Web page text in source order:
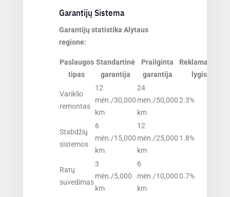
Garantijų Sistema
Garantijų statistika Alytaus
regione:
Paslaugos
tipas
Standartinė
garantija
Prailginta
garantija
Reklamacijų
lygis
Variklio
remontas
12
mėn./30,000
km
24
mėn./50,000
km
2.3%
Stabdžių
sistemos
6
mėn./15,000
km
12
mėn./25,000
km
1.8%
Ratų
suvedimas
3
mėn./5,000
km
6
mėn./10,000
km
0.7%